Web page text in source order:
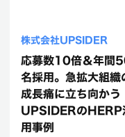
株式会社UPSIDER
応募数10倍＆年間
名採用。急拡大組織
成長痛に立ち向かう
UPSIDERのHERP
用事例